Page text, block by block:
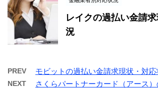
レイクの過払い金請
況
PREV モビットの過払い金請求現状・対応
NEXT
さくらパートナーカード（アース）